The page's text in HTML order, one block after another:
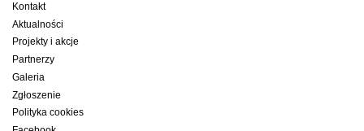
Kontakt
Aktualności
Projekty i akcje
Partnerzy
Galeria
Zgłoszenie
Polityka cookies